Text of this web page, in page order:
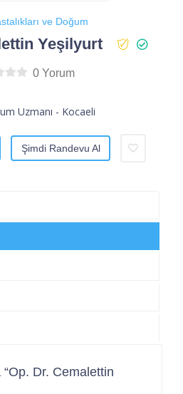
ve Doğum
Yeşilyurt
0 Yorum
Uzmanı - Kocaeli
Şimdi Randevu Al
Dr. Cemalettin